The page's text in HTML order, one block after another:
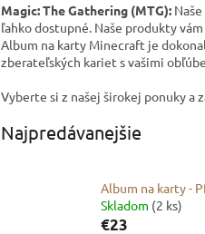
Magic: The Gathering (MTG):
ľahko dostupné. Naše produkty
Album na karty Minecraft je
zberateľských kariet s vašimi
Vyberte si z našej širokej ponuky a
Najpredávanejšie
Album na karty -
Skladom (2 ks)
€23